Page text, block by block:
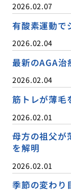
2026.02.07
有酸素運動で
2026.02.04
最新のAGA治
2026.02.04
筋トレが薄毛
2026.02.01
母方の祖父が
を解明
2026.02.01
季節の変わり